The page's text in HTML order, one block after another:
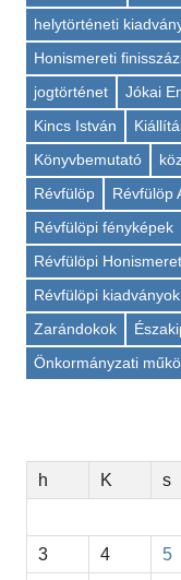
helytörténeti
Honismereti
jogtörténet
Jókai
Kincs István
Könyvbemutató
Révfülöp
Révfülöp
Révfülöpi fényképek
Révfülöpi
Révfülöpi kiadványok
Zarándokok
Önkormányzati
h
K s
3
4 5